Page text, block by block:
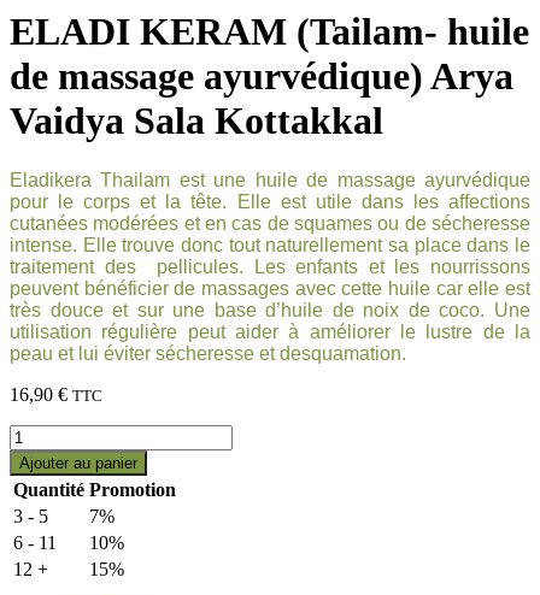
ELADI KERAM (Tailam- huile
de massage ayurvédique) Arya
Vaidya Sala Kottakkal
Eladikera Thailam est une huile de massage ayurvédique
pour le corps et la tête. Elle est utile dans les affections
cutanées modérées et en cas de squames ou de sécheresse
intense. Elle trouve donc tout naturellement sa place dans le
traitement des pellicules. Les enfants et les nourrissons
peuvent bénéficier de massages avec cette huile car elle est
très douce et sur une base d’huile de noix de coco. Une
utilisation régulière peut aider à améliorer le lustre de la
peau et lui éviter sécheresse et desquamation.
16,90 € TTC
ELADI
KERAM
(Tailam-
huile
de
massage
ayurvédique)
Ajouter au panier
Quantité Promotion
3 - 5
7%
6 - 11
10%
12 +
15%